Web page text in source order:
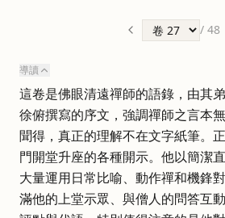
/ 48
導讀
這卷是佛眼清遠禪師的語錄，由其
徐俯撰寫的序文，強調禪師之言本
聞得，真正的理解不在文字紙筆。
門開堂升座的各種開示。他以簡潔
大量運用日常比喻、動作禪和機鋒
滿他的上堂示眾、與僧人的問答互